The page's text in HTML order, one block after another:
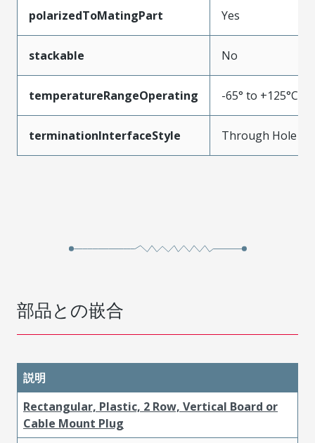
polarizedToMatingPart Yes
stackable No
temperatureRangeOperating -65° to +125°C
terminationInterfaceStyle Through Hole
部品との嵌合
説明
Rectangular, Plastic, 2 Row, Vertical Board or
Cable Mount Plug